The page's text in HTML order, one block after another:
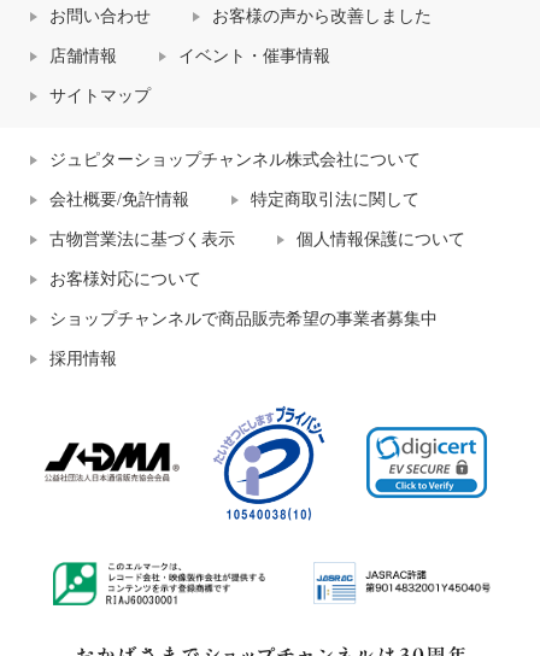
お問い合わせ お客様の声から改善しました
店舗情報 イベント・催事情報
サイトマップ
ジュピターショップチャンネル株式会社について
会社概要/免許情報 特定商取引法に関して
古物営業法に基づく表示 個人情報保護について
お客様対応について
ショップチャンネルで商品販売希望の事業者募集中
採用情報